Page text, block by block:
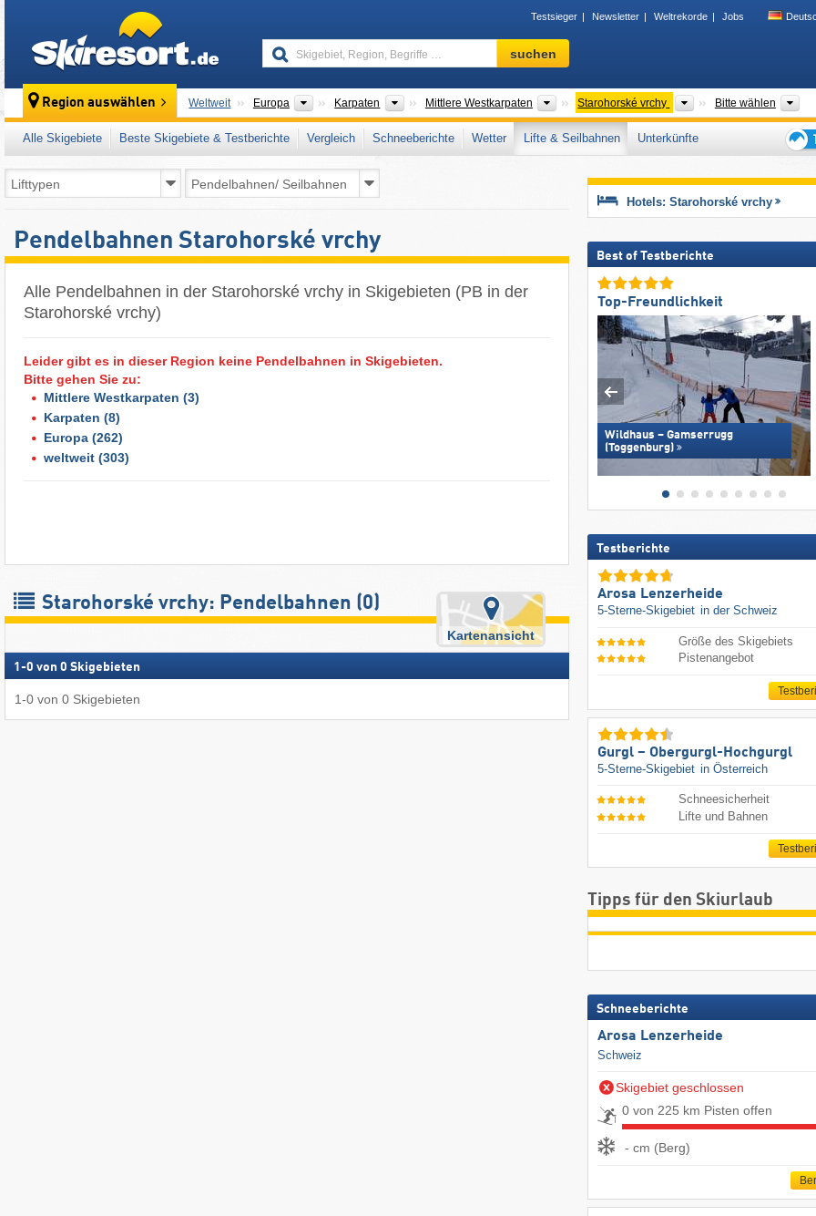
Testsieger Newsletter Weltrekorde Jobs
Skigebiet,
Region,
…
suchen
Region auswählen Weltweit Europa Kontinente
Karpaten Gebirgszüge
Mittlere Westkarpaten Gebirgszüge
Starohorské vrchy Gebirgszüge
Bitte wählen
Alle Skigebiete Beste Skigebiete & Testberichte Vergleich Schneeberichte Wetter Lifte & Seilbahnen
Unterkünfte
für
Pendelbahnen Starohorské vrchy
Alle Pendelbahnen in der Starohorské vrchy in Skigebieten (PB in der
Starohorské vrchy)
Leider gibt es in dieser Region keine Pendelbahnen in Skigebieten.
Bitte gehen Sie zu:
Mittlere Westkarpaten (3)
Karpaten (8)
Europa (262)
weltweit (303)
Starohorské vrchy: Pendelbahnen (0)
Kartenansicht
1 -0 von 0 Skigebieten
1-0 von 0 Skigebieten
Hotels: Starohorské vrchy
Best of Testberichte
Top-Freundlichkeit
Wildhaus – Gamserrugg
(Toggenburg)
Testberichte
Arosa Lenzerheide
5-Sterne-Skigebiet in der Schweiz
Größe des Skigebiets
Pistenangebot
Gurgl – Obergurgl-Hochgurgl
5-Sterne-Skigebiet in Österreich
Schneesicherheit
Lifte und Bahnen
Tipps für den Skiurlaub
Schneeberichte
Arosa Lenzerheide
Schweiz
Skigebiet geschlossen
0 von 225 km Pisten offen
- cm (Berg)